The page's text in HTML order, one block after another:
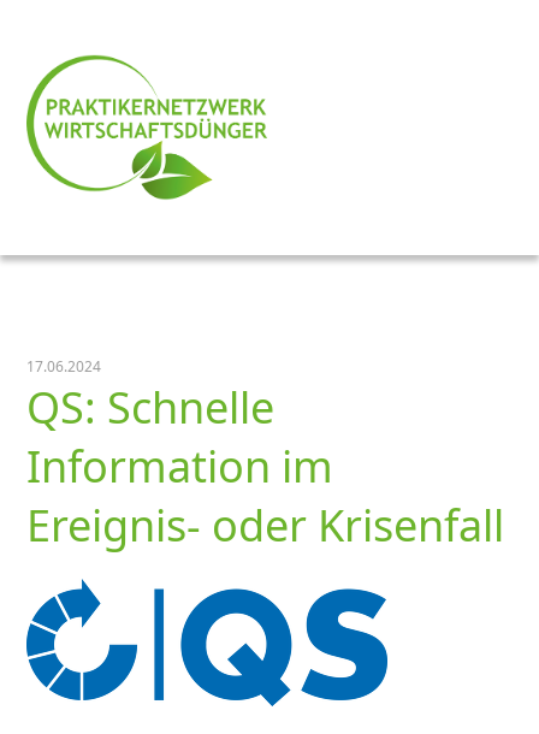
17.06.2024
QS: Schnelle
Information im
Ereignis- oder Krisenfall